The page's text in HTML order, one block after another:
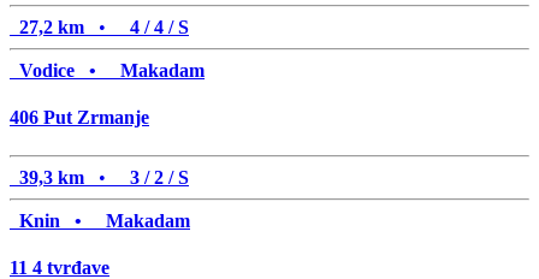
27,2 km • 4 / 4 / S
Vodice • Makadam
406 Put Zrmanje
39,3 km • 3 / 2 / S
Knin • Makadam
11 4 tvrđave